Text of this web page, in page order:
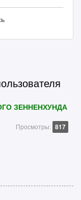
ЗЕННЕНХУНДА
Просмотры: 817